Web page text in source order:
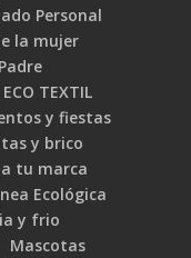
Personal
la mujer
ECO TEXTIL
y fiestas
y brico
tu marca
Ecológica
y frio
Mascotas